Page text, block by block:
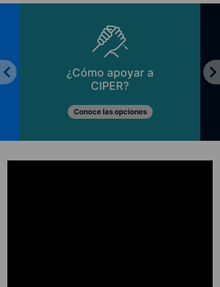
¿Cómo apoyar a
CIPER?
Conoce las opciones